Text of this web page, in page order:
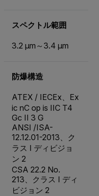
スペクトル範囲
3.2 µm～3.4 µm
防爆構造
ATEX / IECEx、Ex
ic nC op is IIC T4
Gc II 3 G
ANSI /ISA-
12.12.01-2013、ク
ラス I ディビジョ
ン 2
CSA 22.2 No.
213、クラス I ディ
ビジョン 2